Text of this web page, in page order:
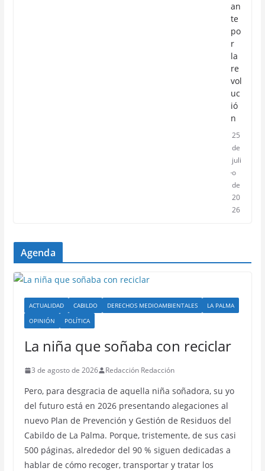
an
te
po
r
la
re
vol
uc
ió
n
25
de
juli
o
de
20
26
Agenda
ACTUALIDAD CABILDO DERECHOS MEDIOAMBIENTALES
LA PALMA
OPINIÓN
POLÍTICA
La niña que soñaba con reciclar
3 de agosto de 2026 Redacción Redacción
Pero, para desgracia de aquella niña soñadora, su yo
del futuro está en 2026 presentando alegaciones al
nuevo Plan de Prevención y Gestión de Residuos del
Cabildo de La Palma. Porque, tristemente, de sus casi
500 páginas, alrededor del 90 % siguen dedicadas a
hablar de cómo recoger, transportar y tratar los